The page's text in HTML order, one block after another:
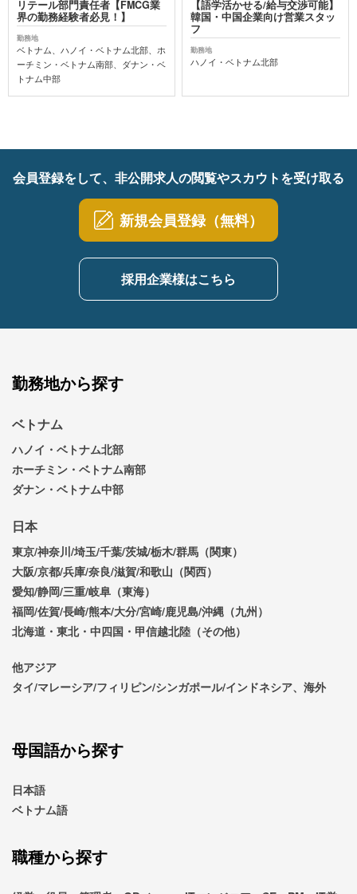
リテール部門責任者【FMCG業
界の勤務経験者必見！】
勤務地
ベトナム、ハノイ・ベトナム北部、ホ
ーチミン・ベトナム南部、ダナン・ベ
トナム中部
【語学活かせる/給与交渉可能】
韓国・中国企業向け営業スタッ
フ
勤務地
ハノイ・ベトナム北部
会員登録をして、非公開求人の閲覧やスカウトを受け取る
新規会員登録（無料）
採用企業様はこちら
勤務地から探す
ベトナム
ハノイ・ベトナム北部
ホーチミン・ベトナム南部
ダナン・ベトナム中部
日本
東京/神奈川/埼玉/千葉/茨城/栃木/群馬（関東）
大阪/京都/兵庫/奈良/滋賀/和歌山（関西）
愛知/静岡/三重/岐阜（東海）
福岡/佐賀/長崎/熊本/大分/宮崎/鹿児島/沖縄（九州）
北海道・東北・中四国・甲信越北陸（その他）
他アジア
タイ/マレーシア/フィリピン/シンガポール/インドネシア、海外
母国語から探す
日本語
ベトナム語
職種から探す